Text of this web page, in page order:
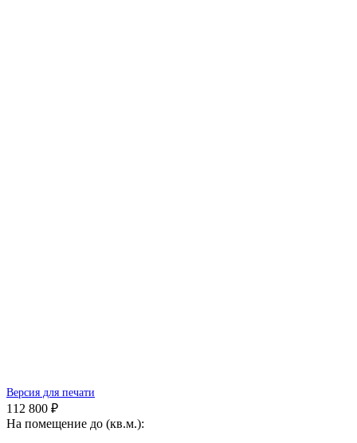
Версия для печати
112 800 ₽
На помещение до (кв.м.):